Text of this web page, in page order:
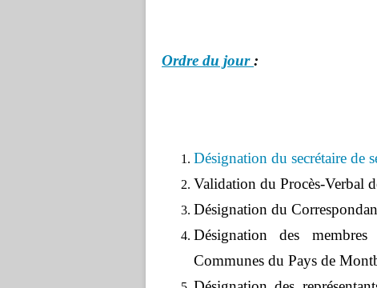
Ordre du jour:
Désignation du secrétaire de
Validation du Procès-Verbal
Désignation du
Désignation des
Communes du Pays de